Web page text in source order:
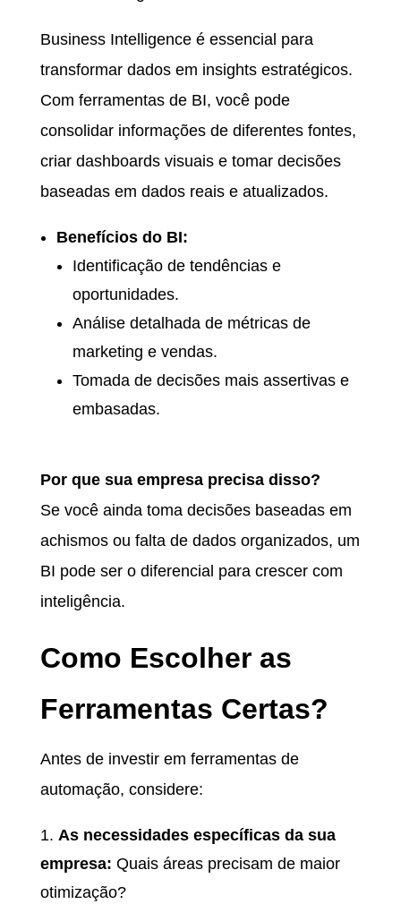
Business Intelligence é essencial para
transformar dados em insights estratégicos.
Com ferramentas de BI, você pode
consolidar informações de diferentes fontes,
criar dashboards visuais e tomar decisões
baseadas em dados reais e atualizados.
Benefícios do BI:
Identificação de tendências e
oportunidades.
Análise detalhada de métricas de
marketing e vendas.
Tomada de decisões mais assertivas e
embasadas.
Por que sua empresa precisa disso?
Se você ainda toma decisões baseadas em
achismos ou falta de dados organizados, um
BI pode ser o diferencial para crescer com
inteligência.
Como Escolher as
Ferramentas Certas?
Antes de investir em ferramentas de
automação, considere:
As necessidades específicas da sua
empresa: Quais áreas precisam de maior
otimização?